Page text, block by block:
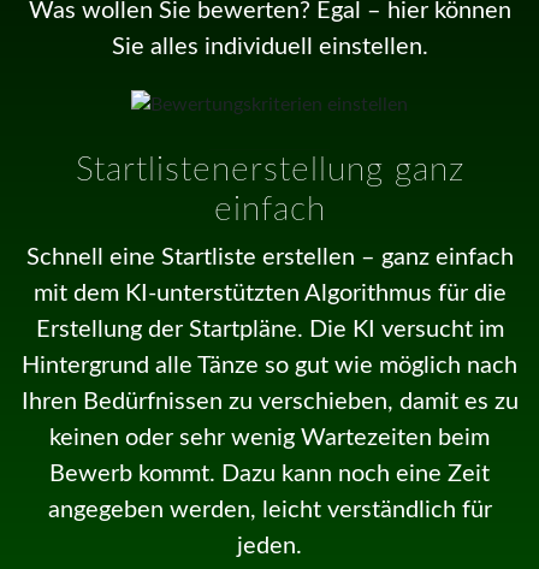
Was wollen Sie bewerten? Egal – hier können
Sie alles individuell einstellen.
Startlistenerstellung ganz
einfach
Schnell eine Startliste erstellen – ganz einfach
mit dem KI-unterstützten Algorithmus für die
Erstellung der Startpläne. Die KI versucht im
Hintergrund alle Tänze so gut wie möglich nach
Ihren Bedürfnissen zu verschieben, damit es zu
keinen oder sehr wenig Wartezeiten beim
Bewerb kommt. Dazu kann noch eine Zeit
angegeben werden, leicht verständlich für
jeden.